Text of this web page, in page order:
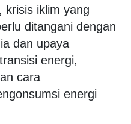
krisis iklim yang
ditangani dengan
dan upaya
energi,
cara
energi